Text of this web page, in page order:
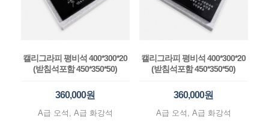
캘리그라피 평비석 400*300*20
(받침석포함 450*350*50)
360,000원
A급 오석, A급 화강석
캘리그라피 평비석 400*300*20
(받침석포함 450*350*50)
360,000원
A급 오석, A급 화강석